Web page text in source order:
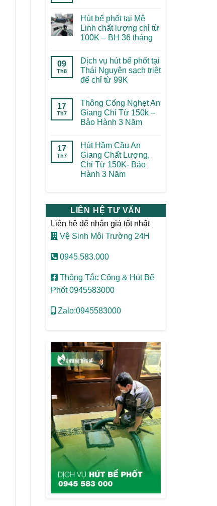
Hút bể phốt tại Mê
Linh chất lượng chỉ từ
100K – BH 36 tháng
09
Th8
Dịch vụ hút bể phốt tại
Thái Nguyên sạch triệt
để chỉ từ 99K
17
Th7
Thông Cống Nghẹt An
Giang Chỉ Từ 150k –
Bảo Hành 3 Năm
17
Th7
Hút Hầm Cầu An
Giang Chất Lượng,
Chỉ Từ 150K- Bảo
Hành 3 Năm
LIÊN HỆ TƯ VẤN
Liên hệ để nhận giá tốt nhất
Vệ Sinh Môi Trường 24H
0945.583.000
Thông Tắc Cống & Hút Bể
Phốt 0945583000
Zalo:0945583000